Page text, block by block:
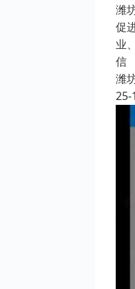
潍
促
业
信
潍
25-